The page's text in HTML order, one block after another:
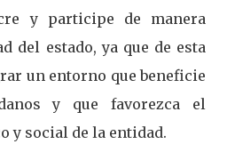
y participe de manera
del estado, ya que de esta
un entorno que beneficie
y que favorezca el
y social de la entidad.